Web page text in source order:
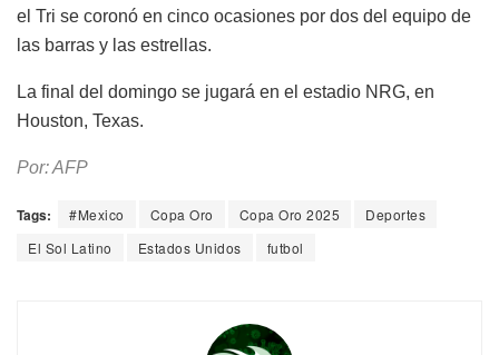
el Tri se coronó en cinco ocasiones por dos del equipo de
las barras y las estrellas.
La final del domingo se jugará en el estadio NRG, en
Houston, Texas.
Por: AFP
Tags: #Mexico Copa Oro Copa Oro 2025
Deportes
El Sol Latino
Estados Unidos futbol